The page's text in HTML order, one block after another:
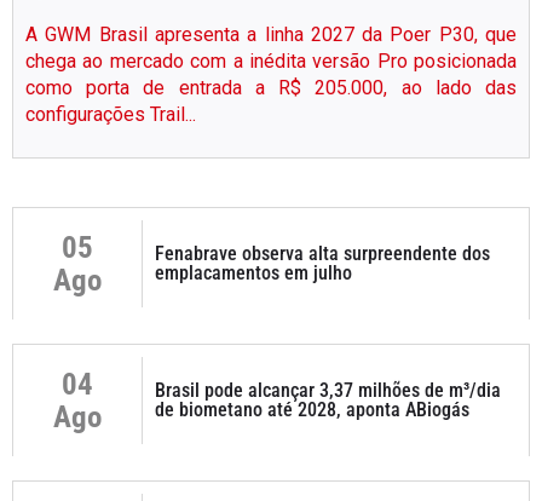
A GWM Brasil apresenta a linha 2027 da Poer P30, que
chega ao mercado com a inédita versão Pro posicionada
como porta de entrada a R$ 205.000, ao lado das
configurações Trail...
05
Ago
Fenabrave observa alta surpreendente dos
emplacamentos em julho
04
Ago
Brasil pode alcançar 3,37 milhões de m³/dia
de biometano até 2028, aponta ABiogás